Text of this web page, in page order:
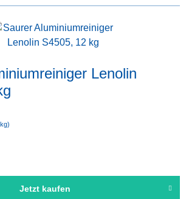
Lenolin
Jetzt kaufen